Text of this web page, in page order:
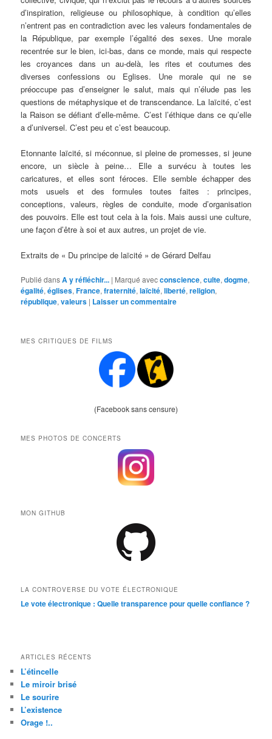
d’inspiration, religieuse ou philosophique, à condition qu’elles
n’entrent pas en contradiction avec les valeurs fondamentales de
la République, par exemple l’égalité des sexes. Une morale
recentrée sur le bien, ici-bas, dans ce monde, mais qui respecte
les croyances dans un au-delà, les rites et coutumes des
diverses confessions ou Eglises. Une morale qui ne se
préoccupe pas d’enseigner le salut, mais qui n’élude pas les
questions de métaphysique et de transcendance. La laïcité, c’est
la Raison se défiant d’elle-même. C’est l’éthique dans ce qu’elle
a d’universel. C’est peu et c’est beaucoup.
Etonnante laïcité, si méconnue, si pleine de promesses, si jeune
encore, un siècle à peine… Elle a survécu à toutes les
caricatures, et elles sont féroces. Elle semble échapper des
mots usuels et des formules toutes faites : principes,
conceptions, valeurs, règles de conduite, mode d’organisation
des pouvoirs. Elle est tout cela à la fois. Mais aussi une culture,
une façon d’être à soi et aux autres, un projet de vie.
Extraits de « Du principe de laïcité » de Gérard Delfau
Publié dansA y réfléchir... | Marqué avecconscience,culte,dogme,
égalité,églises,France,fraternité,laïcité,liberté,religion,
république,valeurs | Laisser un commentaire
MES CRITIQUES DE FILMS
(Facebook sans censure)
MES PHOTOS DE CONCERTS
MON GITHUB
LA CONTROVERSE DU VOTE ÉLECTRONIQUE
Le vote électronique : Quelle transparence pour quelle confiance ?
ARTICLES RÉCENTS
L’étincelle
Le miroir brisé
Le sourire
L’existence
Orage !..